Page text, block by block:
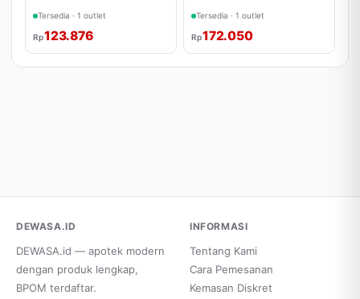
Tersedia · 1 outlet
Rp123.876
Tersedia · 1 outlet
Rp172.050
DEWASA.ID
DEWASA.id — apotek modern
dengan produk lengkap,
BPOM terdaftar.
INFORMASI
Tentang Kami
Cara Pemesanan
Kemasan Diskret